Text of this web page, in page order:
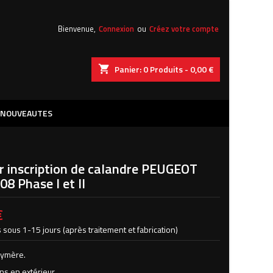
Bienvenue, Connexion ou Créez votre compte
shopping_cart Panier:0Produits - 0,00 €
NOUVEAUTES
inscription de calandre PEUGEOT
Phase I et II
sous 1-15 jours (après traitement et fabrication)